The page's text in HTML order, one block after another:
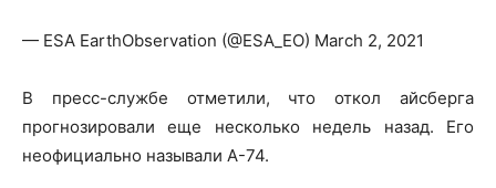
— ESA EarthObservation (@ESA_EO) March 2, 2021
В пресс-службе отметили, что откол айсберга
прогнозировали еще несколько недель назад. Его
неофициально называли А-74.